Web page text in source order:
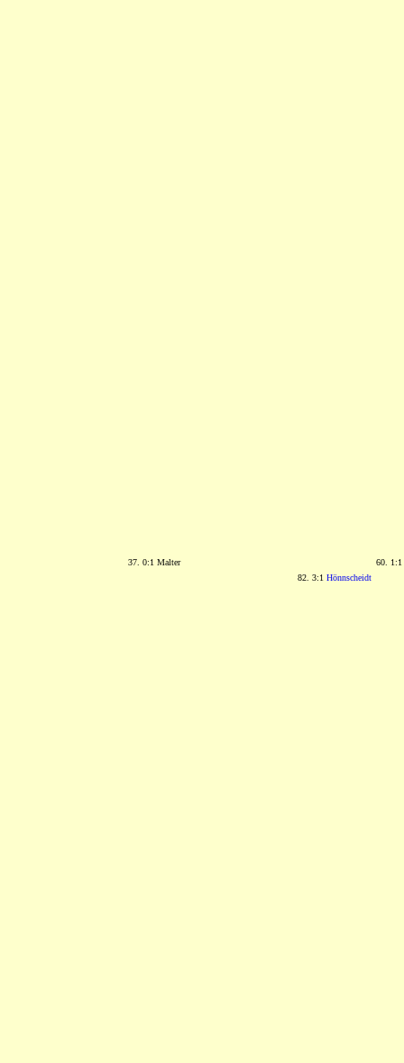
37. 0:1 Malter
60. 1:1
82. 3:1 Hönnscheidt